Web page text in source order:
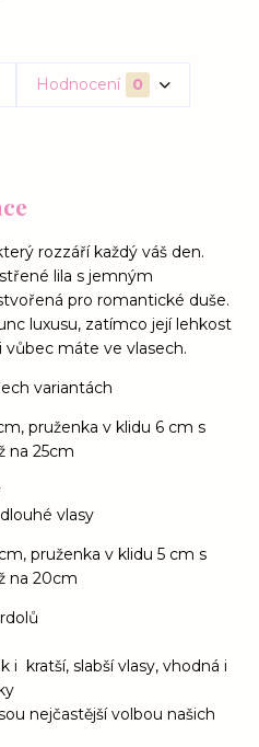
Hodnocení 0
rozzáří každý váš den.
lila s jemným
pro romantické duše.
luxusu, zatímco její lehkost
máte ve vlasech.
variantách
pruženka v klidu 6 cm s
na 25cm
vlasy
pruženka v klidu 5 cm s
na 20cm
i kratší, slabší vlasy, vhodná i
nejčastější volbou našich